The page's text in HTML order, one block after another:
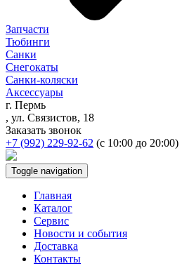
Запчасти
Тюбинги
Санки
Снегокаты
Санки-коляски
Аксессуары
г. Пермь
, ул. Связистов, 18
Заказать звонок
+7 (992) 229-92-62 (с 10:00 до 20:00)
Toggle navigation
Главная
Каталог
Сервис
Новости и события
Доставка
Контакты